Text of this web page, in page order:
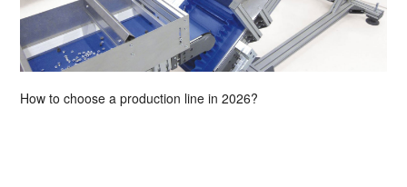
How to choose a production line in 2026?